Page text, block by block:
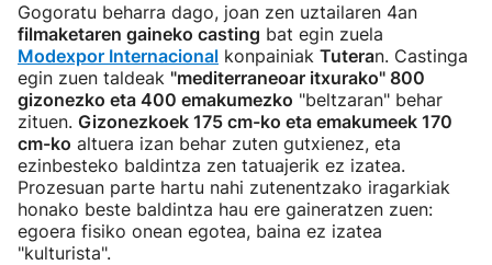
Gogoratu beharra dago, joan zen uztailaren 4an
filmaketaren gaineko casting bat egin zuela
Modexpor Internacional konpainiak Tuteran. Castinga
egin zuen taldeak "mediterraneoar itxurako" 800
gizonezko eta 400 emakumezko "beltzaran" behar
zituen. Gizonezkoek 175 cm-ko eta emakumeek 170
cm-ko altuera izan behar zuten gutxienez, eta
ezinbesteko baldintza zen tatuajerik ez izatea.
Prozesuan parte hartu nahi zutenentzako iragarkiak
honako beste baldintza hau ere gaineratzen zuen:
egoera fisiko onean egotea, baina ez izatea
"kulturista".